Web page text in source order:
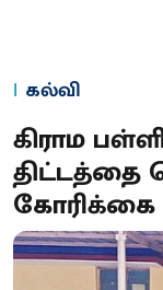
கல்வி
கிராம
கோரிக்கை